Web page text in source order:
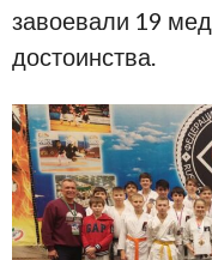
завоевали 19
достоинства.